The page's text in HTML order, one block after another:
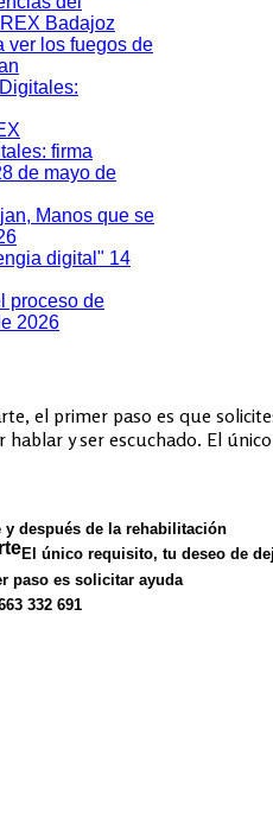
Badajoz
ver los fuegos de
firma
de mayo de
Manos que se
digital" 14
proceso de
2026
el primer paso es que
hablar y ser escuchado. El
y después de la rehabilitación
El único requisito, tu deseo de
paso es solicitar ayuda
332 691